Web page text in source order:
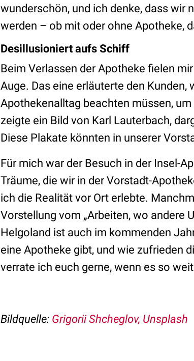
wunderschön, und ich denke, dass wir
werden – ob mit oder ohne Apotheke,
Desillusioniert aufs Schiff
Beim Verlassen der Apotheke fielen
Auge. Das eine erläuterte den Kunden,
Apothekenalltag beachten müssen, um
zeigte ein Bild von Karl Lauterbach,
Diese Plakate könnten in unserer
Für mich war der Besuch in der Insel-
Träume, die wir in der Vorstadt-
ich die Realität vor Ort erlebte.
Vorstellung vom „Arbeiten, wo andere
Helgoland ist auch im kommenden
eine Apotheke gibt, und wie zufrieden
verrate ich euch gerne, wenn es so
Bildquelle: Grigorii Shcheglov, Unsplash